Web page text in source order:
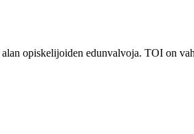
opiskelijoiden edunvalvoja. TOI on